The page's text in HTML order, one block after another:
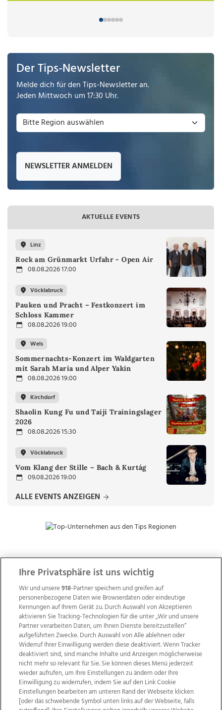
Der Tips-Newsletter
Melde dich für den Tips-Newsletter an.
Jeden Mittwoch um 17:30 Uhr.
NEWSLETTER ANMELDEN
AKTUELLE EVENTS
Linz
Rock am Grünmarkt Urfahr - Open Air
08.08.2026 17:00
Vöcklabruck
Pauken und Pracht – Festkonzert im
Schloss Kammer
08.08.2026 19:00
Wels
Sommernachts-Konzert im Waldgarten
mit Sarah Maria und Alper Yakin
08.08.2026 19:00
Kirchdorf
Shaolin Kung Fu und Taiji Trainingslager
2026
08.08.2026 15:30
Vöcklabruck
Vom Klang der Stille – Bach & Kurtág
09.08.2026 19:00
ALLE EVENTS ANZEIGEN
ZUR NACHRICHTENÜBERSICHT
Wir über uns Mediadaten Kontakt
Jobs
Ihre Privatsphäre ist uns wichtig
Wir und unsere918-Partner speichern und greifen auf
personenbezogene Daten wie Browserdaten oder eindeutige
Kennungen auf Ihrem Gerät zu. Durch Auswahl von Akzeptieren
aktivieren Sie Tracking-Technologien für die unter „Wir und unsere
Partner verarbeiten Daten, um Ihnen Dienste bereitzustellen“
aufgeführten Zwecke. Durch Auswahl von Alle ablehnen oder
Widerruf Ihrer Einwilligung werden diese deaktiviert. Wenn Tracker
deaktiviert sind, sind manche Inhalte und Anzeigen möglicherweise
nicht mehr so relevant für Sie. Sie können dieses Menü jederzeit
wieder aufrufen, um Ihre Einstellungen zu ändern oder Ihre
Einwilligung zu widerrufen, indem Sie auf den Link Cookie
Einstellungen bearbeiten am unteren Rand der Webseite klicken
[oder das schwebende Symbol unten links auf der Webseite, falls